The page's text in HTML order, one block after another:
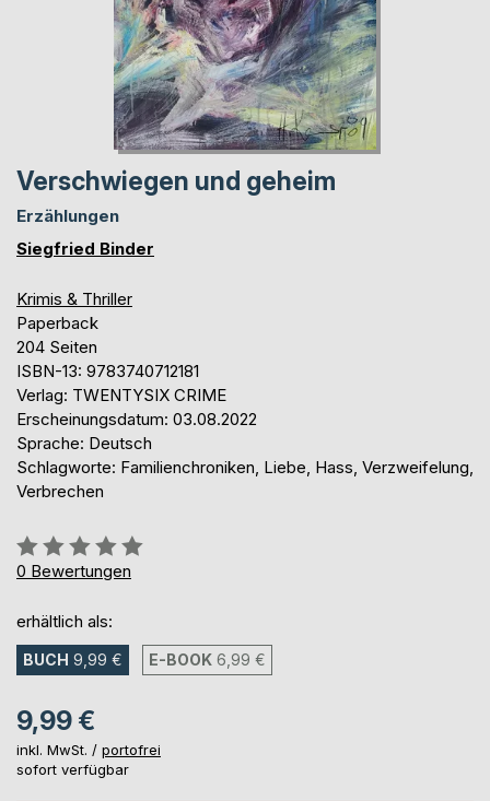
Verschwiegen und geheim
Erzählungen
Siegfried Binder
Krimis & Thriller
Paperback
204 Seiten
ISBN-13: 9783740712181
Verlag: TWENTYSIX CRIME
Erscheinungsdatum: 03.08.2022
Sprache: Deutsch
Schlagworte: Familienchroniken, Liebe, Hass, Verzweifelung,
Verbrechen
Bewertung::
0%
0 Bewertungen
erhältlich als:
BUCH 9,99 € E-BOOK 6,99 €
9,99 €
inkl. MwSt. / portofrei
sofort verfügbar